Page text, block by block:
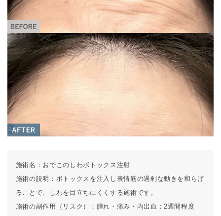
施術名： おでこのしわボトックス注射
施術の説明： ボトックスを注入し表情筋の過剰な動きを和らげ
ることで、しわを目立ちにくくする施術です。
施術の副作用（リスク）： 腫れ・痛み・内出血：2週間程度